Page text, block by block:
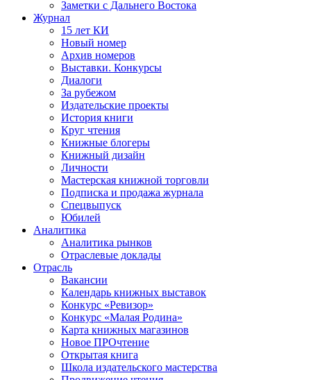
Заметки с Дальнего Востока
Журнал
15 лет КИ
Новый номер
Архив номеров
Выставки. Конкурсы
Диалоги
За рубежом
Издательские проекты
История книги
Круг чтения
Книжные блогеры
Книжный дизайн
Личности
Мастерская книжной торговли
Подписка и продажа журнала
Спецвыпуск
Юбилей
Аналитика
Аналитика рынков
Отраслевые доклады
Отрасль
Вакансии
Календарь книжных выставок
Конкурс «Ревизор»
Конкурс «Малая Родина»
Карта книжных магазинов
Новое ПРОчтение
Открытая книга
Школа издательского мастерства